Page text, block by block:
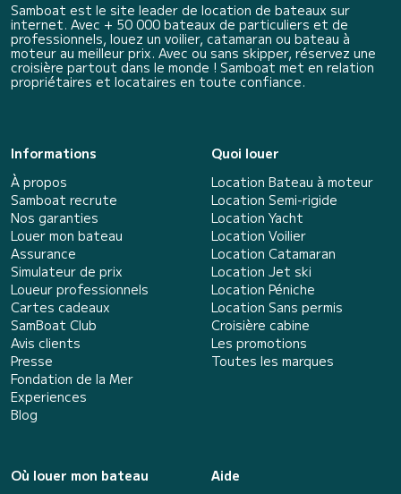
Samboat est le site leader de location de bateaux sur
internet. Avec + 50 000 bateaux de particuliers et de
professionnels, louez un voilier, catamaran ou bateau à
moteur au meilleur prix. Avec ou sans skipper, réservez une
croisière partout dans le monde ! Samboat met en relation
propriétaires et locataires en toute confiance.
Informations
À propos
Samboat recrute
Nos garanties
Louer mon bateau
Assurance
Simulateur de prix
Loueur professionnels
Cartes cadeaux
SamBoat Club
Avis clients
Presse
Fondation de la Mer
Experiences
Blog
Quoi louer
Location Bateau à moteur
Location Semi-rigide
Location Yacht
Location Voilier
Location Catamaran
Location Jet ski
Location Péniche
Location Sans permis
Croisière cabine
Les promotions
Toutes les marques
Où louer mon bateau
Aide